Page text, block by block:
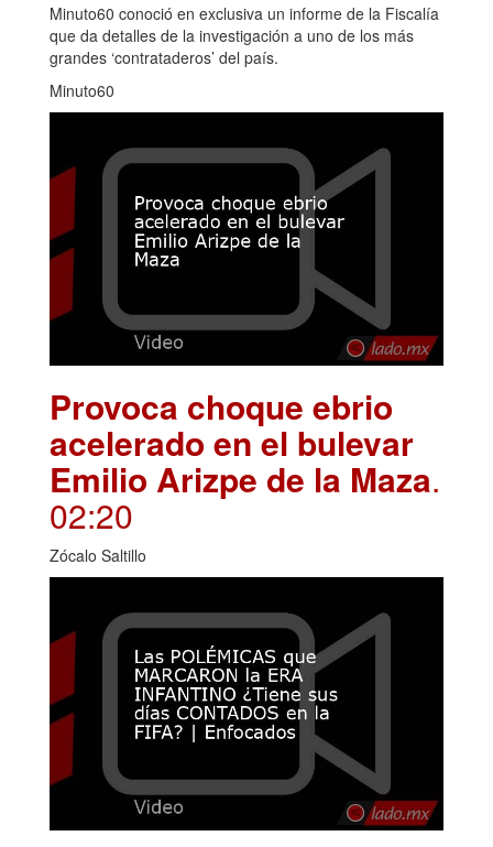
Minuto60 conoció en exclusiva un informe de la Fiscalía
que da detalles de la investigación a uno de los más
grandes ‘contrataderos’ del país.
Minuto60
Provoca choque ebrio
acelerado en el bulevar
Emilio Arizpe de la Maza.
02:20
Zócalo Saltillo